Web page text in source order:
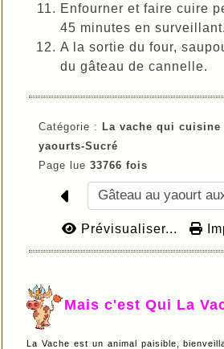
Enfourner et faire cuire
45 minutes en surveillant.
A la sortie du four,
du gâteau de cannelle.
Catégorie : La vache qui cuisine
yaourts-Sucré
Page lue 33766 fois
Prévisualiser...
Mais c'est Qui La
La Vache est un animal paisible,